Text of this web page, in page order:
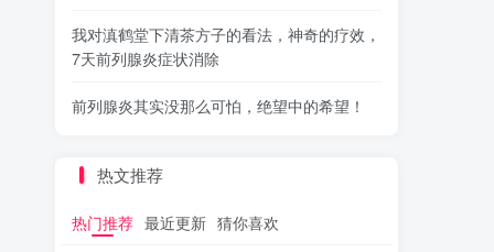
我对滇鹤堂下清茶方子的看法，神奇的疗效，
7天前列腺炎症状消除
前列腺炎其实没那么可怕，绝望中的希望！
热文推荐
热门推荐 最近更新 猜你喜欢